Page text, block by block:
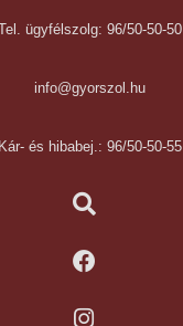
ügyfélszolg: 96/50-50-50
info@gyorszol.hu
Kár- és hibabej.: 96/50-50-55